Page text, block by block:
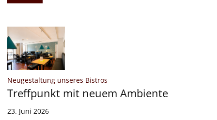
Neugestaltung unseres Bistros
Treffpunkt mit neuem Ambiente
23. Juni 2026